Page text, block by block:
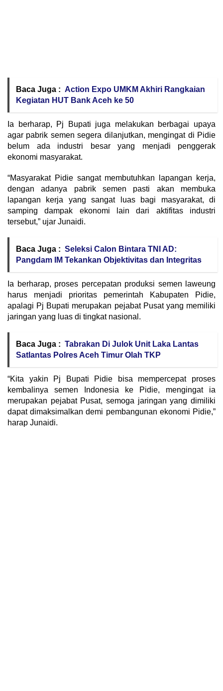
Baca Juga : Action Expo UMKM Akhiri Rangkaian
Kegiatan HUT Bank Aceh ke 50
Ia berharap, Pj Bupati juga melakukan berbagai upaya
agar pabrik semen segera dilanjutkan, mengingat di Pidie
belum ada industri besar yang menjadi penggerak
ekonomi masyarakat.
“Masyarakat Pidie sangat membutuhkan lapangan kerja,
dengan adanya pabrik semen pasti akan membuka
lapangan kerja yang sangat luas bagi masyarakat, di
samping dampak ekonomi lain dari aktifitas industri
tersebut,” ujar Junaidi.
Baca Juga : Seleksi Calon Bintara TNI AD:
Pangdam IM Tekankan Objektivitas dan Integritas
Ia berharap, proses percepatan produksi semen laweung
harus menjadi prioritas pemerintah Kabupaten Pidie,
apalagi Pj Bupati merupakan pejabat Pusat yang memiliki
jaringan yang luas di tingkat nasional.
Baca Juga : Tabrakan Di Julok Unit Laka Lantas
Satlantas Polres Aceh Timur Olah TKP
“Kita yakin Pj Bupati Pidie bisa mempercepat proses
kembalinya semen Indonesia ke Pidie, mengingat ia
merupakan pejabat Pusat, semoga jaringan yang dimiliki
dapat dimaksimalkan demi pembangunan ekonomi Pidie,”
harap Junaidi.